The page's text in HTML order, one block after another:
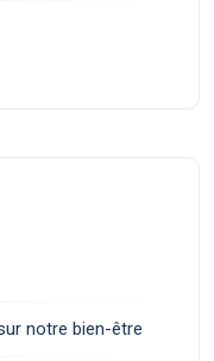
notre bien-être